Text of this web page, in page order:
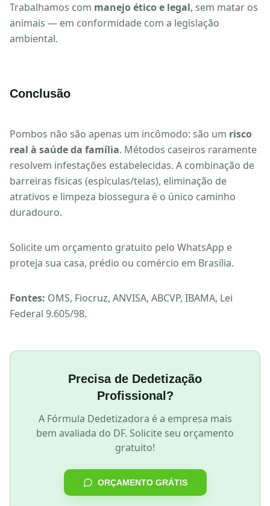
Trabalhamos com manejo ético e legal, sem matar os
animais — em conformidade com a legislação
ambiental.
Conclusão
Pombos não são apenas um incômodo: são um risco
real à saúde da família. Métodos caseiros raramente
resolvem infestações estabelecidas. A combinação de
barreiras físicas (espículas/telas), eliminação de
atrativos e limpeza biossegura é o único caminho
duradouro.
Solicite um orçamento gratuito pelo WhatsApp e
proteja sua casa, prédio ou comércio em Brasília.
Fontes: OMS, Fiocruz, ANVISA, ABCVP, IBAMA, Lei
Federal 9.605/98.
Precisa de Dedetização
Profissional?
A Fórmula Dedetizadora é a empresa mais
bem avaliada do DF. Solicite seu orçamento
gratuito!
ORÇAMENTO GRÁTIS